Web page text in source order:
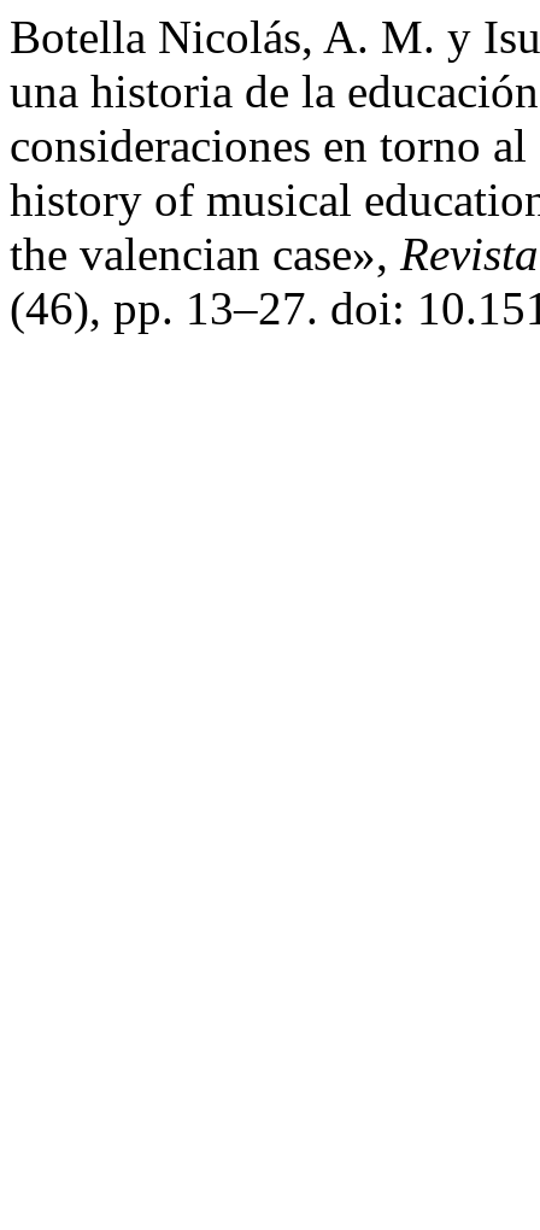
Botella Nicolás, A. M. y
una historia de la
consideraciones en torno
history of musical
the valencian case»,
(46), pp. 13–27. doi: